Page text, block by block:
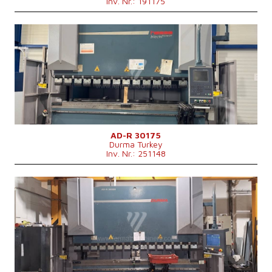
Baujahr:
2013
Kontrollsystem
Steuerung Cybelec
Druckleistung
175 t
Abkantlänge
3050 mm
Anzahl der Achsen
4
Lower Ausgleichsbewegung
ja
Art der Pressenantrieb
Hydraulický
Stößelhub
265 mm
Maschinenabmessungen L x B x H 4250x2550x2750 mm
11500 kg
AD-R 30175
Durma Turkey
Inv. Nr.: 251148
Baujahr:
2012
Kontrollsystem
ja
Steuerung Durma
Druckleistung
220 t
Abkantlänge
3050 mm
Anzahl der Achsen
3
Lower Ausgleichsbewegung
ja
Art der Pressenantrieb
Hydraulický